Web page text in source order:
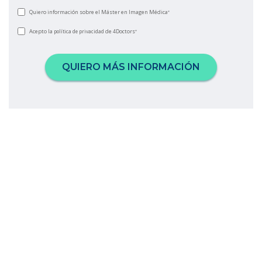
Quiero información sobre el Máster en Imagen Médica*
Acepto la política de privacidad de 4Doctors*